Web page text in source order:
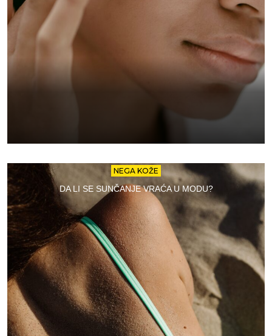
NEGA KOŽE
DA LI SE SUNČANJE VRAĆA U MODU?